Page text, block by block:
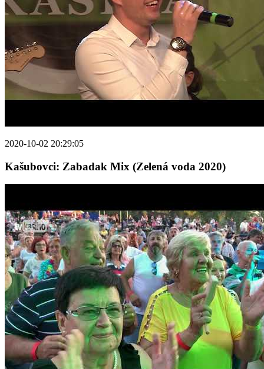
2020-10-02 20:29:05
Kašubovci: Zabadak Mix (Zelená voda 2020)